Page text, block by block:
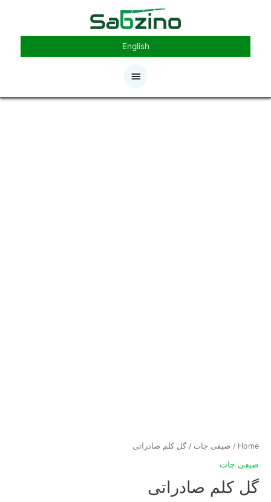
فهرست
اصلی
English
Home
/ صیفی جات / گل کلم صادراتی
صیفی جات
گل کلم صادراتی